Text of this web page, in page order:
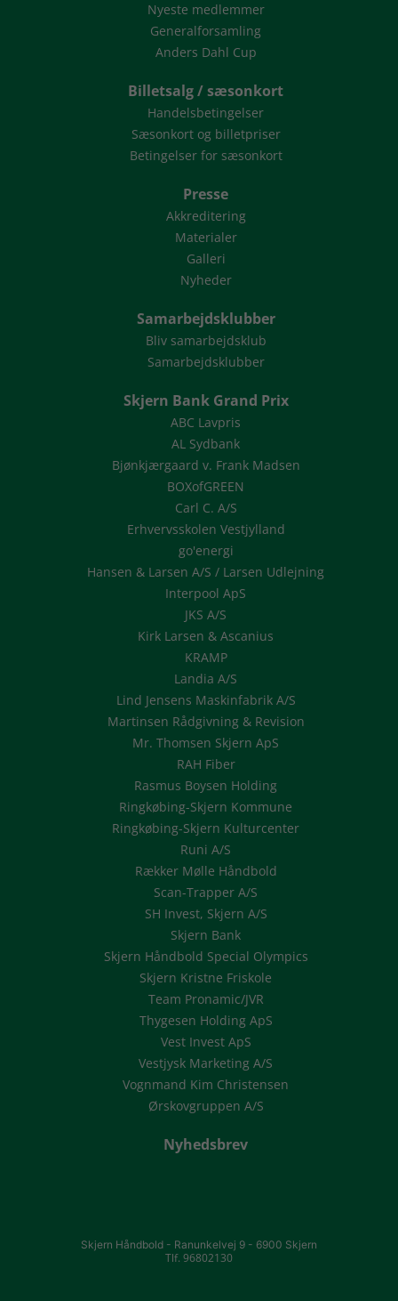
Nyeste medlemmer
Generalforsamling
Anders Dahl Cup
Billetsalg / sæsonkort
Handelsbetingelser
Sæsonkort og billetpriser
Betingelser for sæsonkort
Presse
Akkreditering
Materialer
Galleri
Nyheder
Samarbejdsklubber
Bliv samarbejdsklub
Samarbejdsklubber
Skjern Bank Grand Prix
ABC Lavpris
AL Sydbank
Bjønkjærgaard v. Frank Madsen
BOXofGREEN
Carl C. A/S
Erhvervsskolen Vestjylland
go'energi
Hansen & Larsen A/S / Larsen Udlejning
Interpool ApS
JKS A/S
Kirk Larsen & Ascanius
KRAMP
Landia A/S
Lind Jensens Maskinfabrik A/S
Martinsen Rådgivning & Revision
Mr. Thomsen Skjern ApS
RAH Fiber
Rasmus Boysen Holding
Ringkøbing-Skjern Kommune
Ringkøbing-Skjern Kulturcenter
Runi A/S
Rækker Mølle Håndbold
Scan-Trapper A/S
SH Invest, Skjern A/S
Skjern Bank
Skjern Håndbold Special Olympics
Skjern Kristne Friskole
Team Pronamic/JVR
Thygesen Holding ApS
Vest Invest ApS
Vestjysk Marketing A/S
Vognmand Kim Christensen
Ørskovgruppen A/S
Nyhedsbrev
Skjern Håndbold - Ranunkelvej 9 - 6900 Skjern
Tlf. 96802130